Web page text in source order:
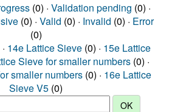
(0) · Validation pending (0) ·
(0) · Valid (0) · Invalid (0) · Error
(0)
14e Lattice Sieve (0) · 15e Lattice
Sieve for smaller numbers (0) ·
smaller numbers (0) · 16e Lattice
Sieve V5 (0)